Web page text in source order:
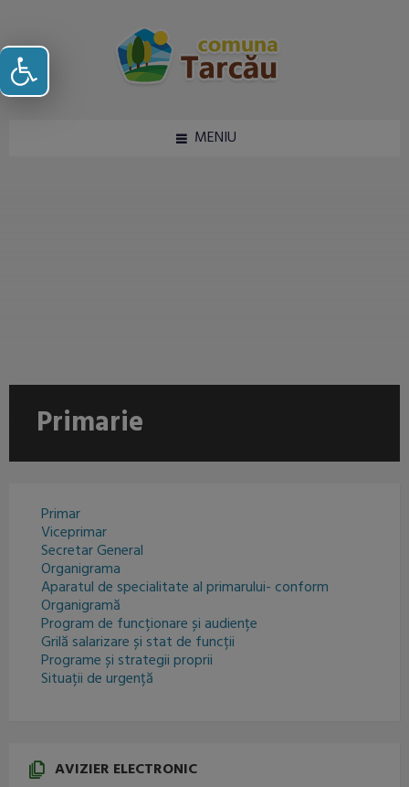
Deschide bara de unelte
MENIU
Primarie
Primar
Viceprimar
Secretar General
Organigrama
Aparatul de specialitate al primarului- conform
Organigramă
Program de funcționare și audiențe
Grilă salarizare și stat de funcții
Programe și strategii proprii
Situații de urgență
AVIZIER ELECTRONIC